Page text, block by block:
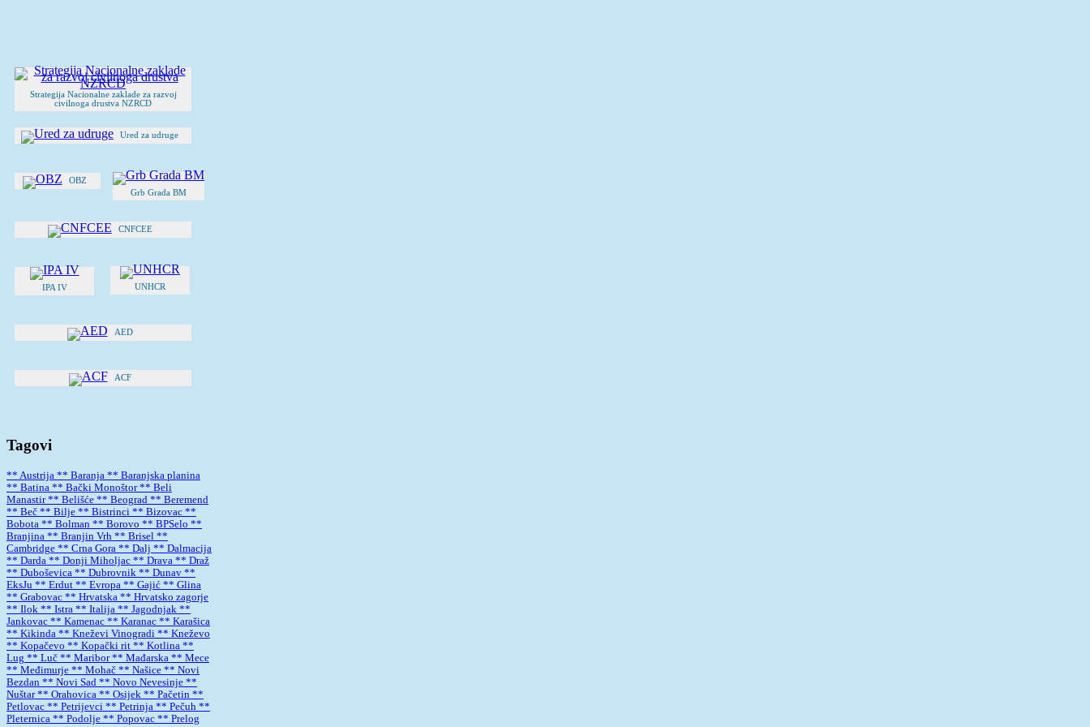
Strategija Nacionalne zaklade za razvoj
civilnoga drustva NZRCD
Ured za udruge
OBZ
Grb Grada BM
CNFCEE
IPA IV UNHCR
AED
ACF
Tagovi
** Austrija ** Baranja ** Baranjska planina
** Batina ** Bački Monoštor** Beli
Manastir** Belišće ** Beograd ** Beremend
** Beč ** Bilje ** Bistrinci ** Bizovac **
Bobota ** Bolman ** Borovo ** BPSelo **
Branjina ** Branjin Vrh ** Brisel **
Cambridge ** Crna Gora ** Dalj ** Dalmacija
** Darda ** Donji Miholjac ** Drava ** Draž
** Duboševica ** Dubrovnik ** Dunav **
EksJu ** Erdut ** Evropa ** Gajić ** Glina
** Grabovac ** Hrvatska ** Hrvatsko zagorje
** Ilok ** Istra ** Italija ** Jagodnjak **
Jankovac ** Kamenac ** Karanac ** Karašica
** Kikinda ** Kneževi Vinogradi ** Kneževo
** Kopačevo ** Kopački rit ** Kotlina **
Lug ** Luč ** Maribor** Mađarska ** Mece
** Međimurje ** Mohač ** Našice ** Novi
Bezdan ** Novi Sad ** Novo Nevesinje **
Nuštar** Orahovica ** Osijek ** Pačetin **
Petlovac ** Petrijevci ** Petrinja ** Pečuh **
Pleternica ** Podolje ** Popovac ** Prelog